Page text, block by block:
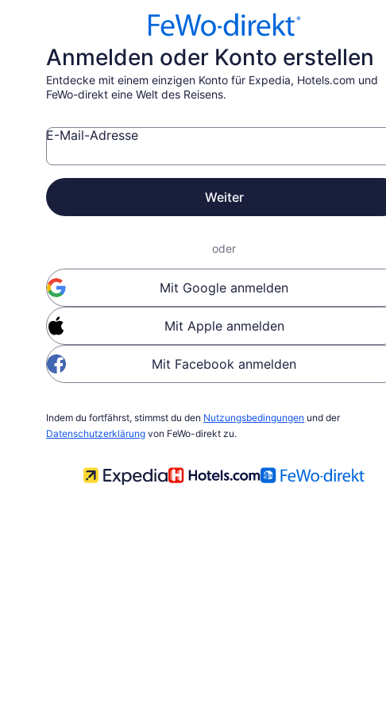
Anmelden oder Konto erstellen
Entdecke mit einem einzigen Konto für Expedia, Hotels.com und
FeWo-direkt eine Welt des Reisens.
E-Mail-Adresse
Weiter
oder
Mit Google anmelden
Mit Apple anmelden
Mit Facebook anmelden
Indem du fortfährst, stimmst du den Nutzungsbedingungen und der
Datenschutzerklärung von FeWo-direkt zu.